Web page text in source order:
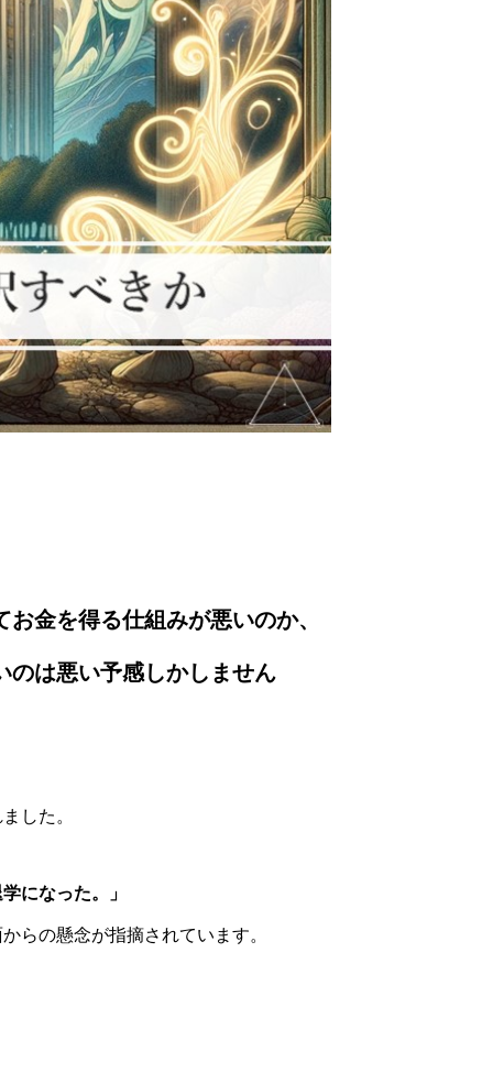
金を得る仕組みが悪いのか、
のは悪い予感しかしません
した。
になった。」
らの懸念が指摘されています。